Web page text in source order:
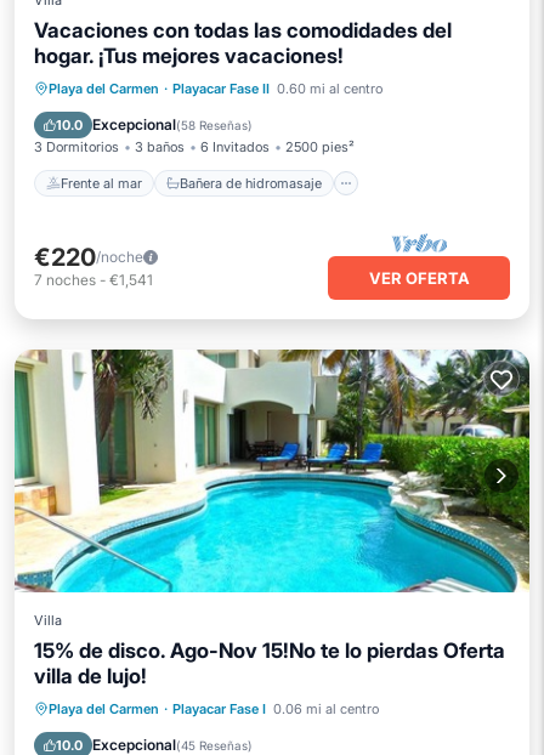
Vacaciones con todas las comodidades del
hogar. ¡Tus mejores vacaciones!
Playa del Carmen · Playacar Fase II 0.60 mi al centro
10.0 Excepcional(58 Reseñas)
3 Dormitorios 3 baños 6 Invitados 2500 pies²
Frente al mar Bañera de hidromasaje
Frente al mar
Bañera de hidromasaje
Aparcamiento
€220/noche
7 noches - €1,541 VER OFERTA
Villa
15% de disco. Ago-Nov 15!No te lo pierdas Oferta
villa de lujo!
Playa del Carmen · Playacar Fase I 0.06 mi al centro
10.0 Excepcional(45 Reseñas)
Bañera de hidromasaje
Aparcamiento
Piscina
Vista al mar